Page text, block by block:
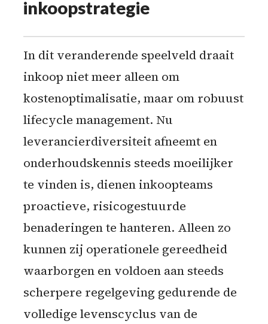
inkoopstrategie
In dit veranderende speelveld draait
inkoop niet meer alleen om
kostenoptimalisatie, maar om robuust
lifecycle management. Nu
leverancierdiversiteit afneemt en
onderhoudskennis steeds moeilijker
te vinden is, dienen inkoopteams
proactieve, risicogestuurde
benaderingen te hanteren. Alleen zo
kunnen zij operationele gereedheid
waarborgen en voldoen aan steeds
scherpere regelgeving gedurende de
volledige levenscyclus van de